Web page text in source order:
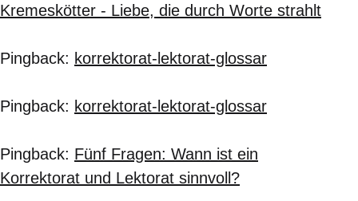
Kremeskötter - Liebe, die durch Worte strahlt
Pingback: korrektorat-lektorat-glossar
Pingback: korrektorat-lektorat-glossar
Pingback: Fünf Fragen: Wann ist ein
Korrektorat und Lektorat sinnvoll?